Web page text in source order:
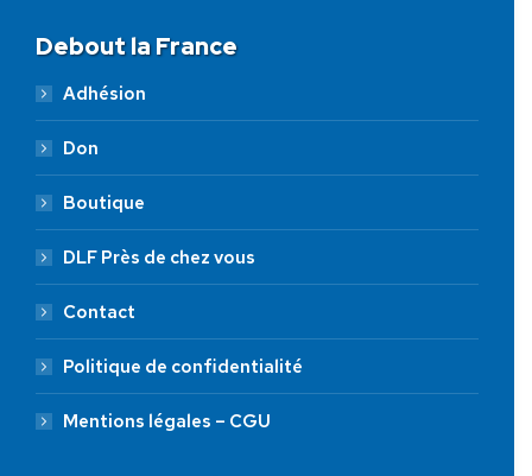
Debout la France
Adhésion
Don
Boutique
DLF Près de chez vous
Contact
Politique de confidentialité
Mentions légales – CGU